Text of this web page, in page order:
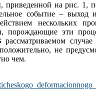
на рис. 1,
событие – выход
нескольких
порождающие эти
не
чем.